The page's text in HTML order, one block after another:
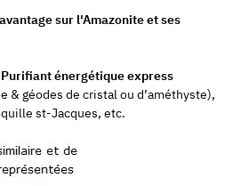
sur l'Amazonite et ses
Purifiant énergétique express
& géodes de cristal ou d’améthyste),
st-Jacques, etc.